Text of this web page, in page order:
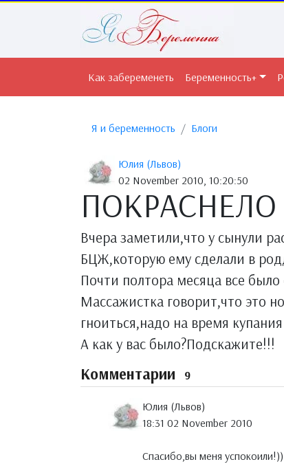
Как забеременеть Беременность+
Я и беременность Блоги
Юлия (Львов)
02 November 2010, 10:20:50
Вчера заметили,что у сынули
БЦЖ,которую ему сделали в
Почти полтора месяца все было
Массажистка говорит,что это
гноиться,надо на время
А как у вас было?Подскажите!!!
Комментарии 9
Юлия (Львов)
18:31 02 November 2010
Спасибо,вы меня